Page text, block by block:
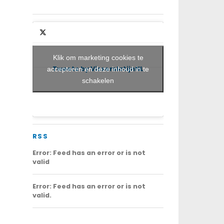
Tweets by VisserslatijnNL
Klik om marketing cookies te
accepteren en deze inhoud in te
schakelen
RSS
Error: Feed has an error or is not
valid
Error: Feed has an error or is not
valid.